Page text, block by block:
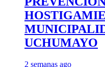
UCHUMAYO
2 semanas ago